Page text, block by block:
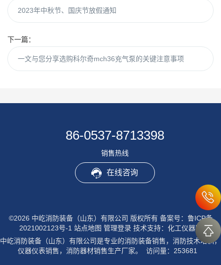
2023年中秋节、国庆节放假通知
下一篇：
一文与您分享选购科尔奇mch36充气泵的关键注意事项
86-0537-8713398
销售热线
在线咨询
©2026 中屹消防装备（山东）有限公司 版权所有 备案号：鲁ICP备
2021002123号-1 站点地图 管理登录技术支持： 化工仪器网
中屹消防装备（山东）有限公司是专业的消防装备销售，消防技术培训，
仪器仪表销售，消防器材销售生产厂家。 访问量：253681